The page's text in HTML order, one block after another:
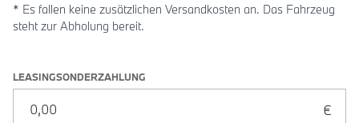
* Es fallen keine zusätzlichen Versandkosten an. Das Fahrzeug
steht zur Abholung bereit.
Leasingoptionen: Sonderzahlung und Laufzeit
LEASINGSONDERZAHLUNG